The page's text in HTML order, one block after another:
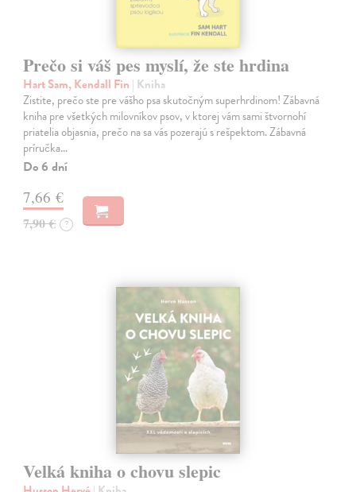
Prečo si váš pes myslí, že ste hrdina
Hart Sam, Kendall Fin | Kniha
Zistite, prečo ste pre vášho psa skutočným superhrdinom! Zábavná
kniha pre všetkých milovníkov psov, v ktorej vám sami štvornohí
priatelia objasnia, prečo na sa vás pozerajú s rešpektom. Zábavná
príručka…
Do 6 dní
7,66 €
7,90 € ?
Velká kniha o chovu slepic